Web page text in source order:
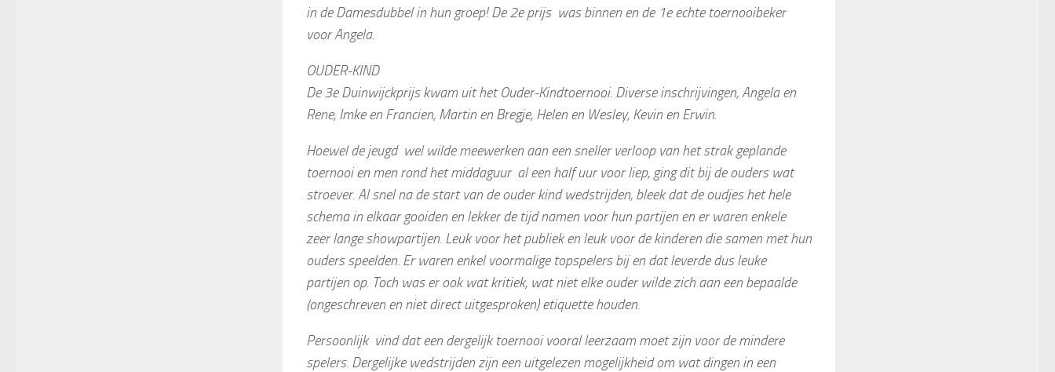
in de Damesdubbel in hun groep! De 2e prijs was binnen en de 1e echte toernooibeker
voor Angela.
OUDER-KIND
De 3e Duinwijckprijs kwam uit het Ouder-Kindtoernooi. Diverse inschrijvingen, Angela en
Rene, Imke en Francien, Martin en Bregje, Helen en Wesley, Kevin en Erwin.
Hoewel de jeugd wel wilde meewerken aan een sneller verloop van het strak geplande
toernooi en men rond het middaguur al een half uur voor liep, ging dit bij de ouders wat
stroever. Al snel na de start van de ouder kind wedstrijden, bleek dat de oudjes het hele
schema in elkaar gooiden en lekker de tijd namen voor hun partijen en er waren enkele
zeer lange showpartijen. Leuk voor het publiek en leuk voor de kinderen die samen met hun
ouders speelden. Er waren enkel voormalige topspelers bij en dat leverde dus leuke
partijen op. Toch was er ook wat kritiek, wat niet elke ouder wilde zich aan een bepaalde
(ongeschreven en niet direct uitgesproken) etiquette houden.
Persoonlijk vind dat een dergelijk toernooi vooral leerzaam moet zijn voor de mindere
spelers. Dergelijke wedstrijden zijn een uitgelezen mogelijkheid om wat dingen in een